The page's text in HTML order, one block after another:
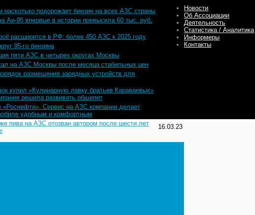
насколько подорожает бензин на всех АЗС страны
23.05.23
Аи-95 впервые в истории превысила 60 тыс. руб.
17.05.23
расширится в РФ: более 450 АЗС к 2025 году
16.05.23
95-го бензина
11.05.23
пяти АЗС в четырех округах Москвы
на АЗС Москвы после месяца стабильных цен
размещения зарядных устройств для
купил «Кулинарную лавку братьев Караваевых»
решила развивать общепит
«Роснефти». Сервис на АЗС компании делает
удобным и комфортным
пива на АЗС отозван автором после шести лет
16.03.23
Новости
Об Ассоциации
Деятельность
Статистика / Аналитика
Информеры
Контакты